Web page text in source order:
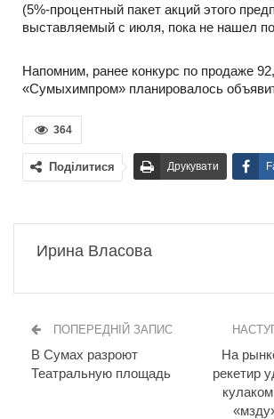
(5%-процентный пакет акций этого
выставляемый с июля, пока не нашел
Напомним, ранее конкурс по продаже
«Сумыхимпром» планировалось
364
Поділитися Друкувати
Ирина Власова
ПОПЕРЕДНІЙ ЗАПИС
В Сумах разроют
Театральную площадь
На
рекетир